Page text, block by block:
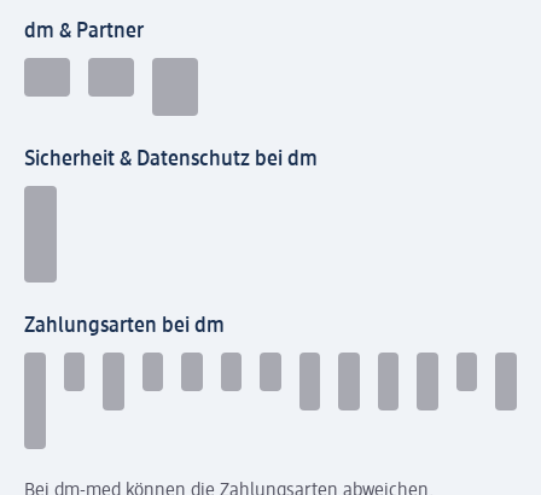
dm & Partner
Sicherheit & Datenschutz bei dm
Zahlungsarten bei dm